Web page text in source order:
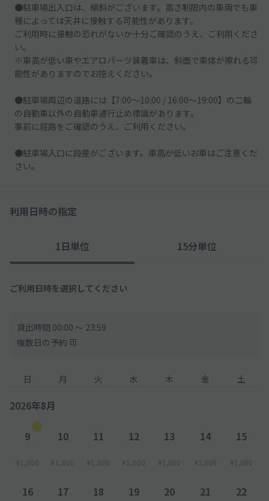
●駐車場出入口は、傾斜がございます。高さ制限内の車両でも車
種によっては天井に接触する可能性があります。
ご利用時に接触の恐れがないか十分ご確認のうえ、ご利用くださ
い。
※車高が低い車やエアロパーツ装着車は、斜面で車体が擦れる可
能性がありますのでお控えください。
●駐車場周辺の道路には【7:00～10:00 / 16:00～19:00】の二輪
の自動車以外の自動車通行止め標識があります。
事前に経路をご確認のうえ、ご利用ください。
●駐車場入口に段差がございます。車高が低いお車はご注意くだ
さい。
利用日時の指定
1日単位 15分単位
ご利用日時を選択してください
貸出時間 00:00 〜 23:59
複数日の予約 可
日 月 火 水 木 金 土
2026年8月
9
¥1,000
10
¥1,000
11
¥1,000
12
¥1,000
13
¥1,000
14
¥1,000
15
¥1,000
16 17 18 19 20 21 22